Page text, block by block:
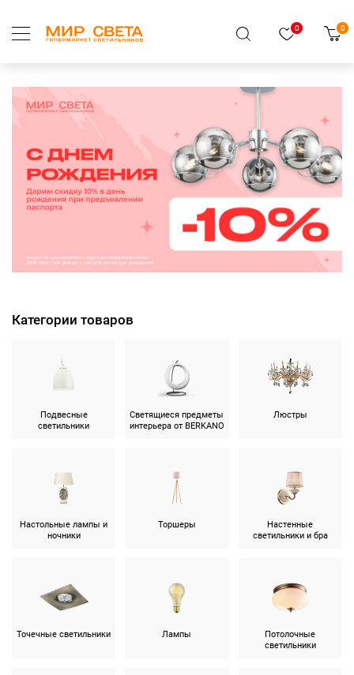
0 0
Категории товаров
Подвесные
светильники
Светящиеся предметы
интерьера от BERKANO
Люстры
Настольные лампы и
ночники
Торшеры
Настенные
светильники и бра
Точечные светильники Лампы
Потолочные
светильники